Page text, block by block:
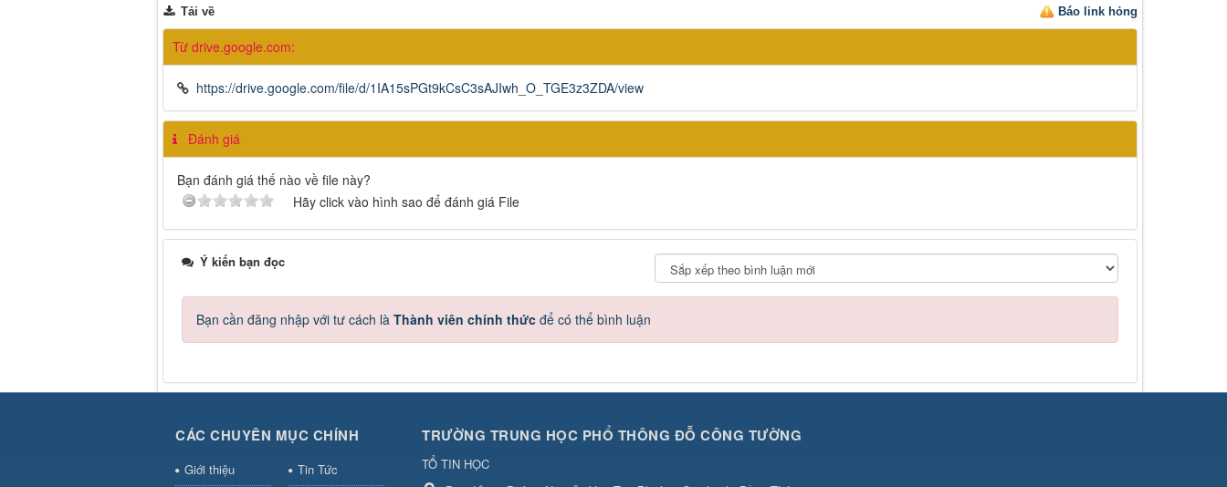
Báo link hỏng
Tải về
Từ drive.google.com:
https://drive.google.com/file/d/1IA15sPGt9kCsC3sAJIwh_O_TGE3z3ZDA/view
Đánh giá
Bạn đánh giá thế nào về file này?
Hãy click vào hình sao để đánh giá File
Ý kiến bạn đọc
Bạn cần đăng nhập với tư cách là Thành viên chính thức để có thể bình luận
CÁC CHUYÊN MỤC CHÍNH
Giới thiệu Tin Tức
TRƯỜNG TRUNG HỌC PHỔ THÔNG ĐỖ CÔNG TƯỜNG
TỔ TIN HỌC